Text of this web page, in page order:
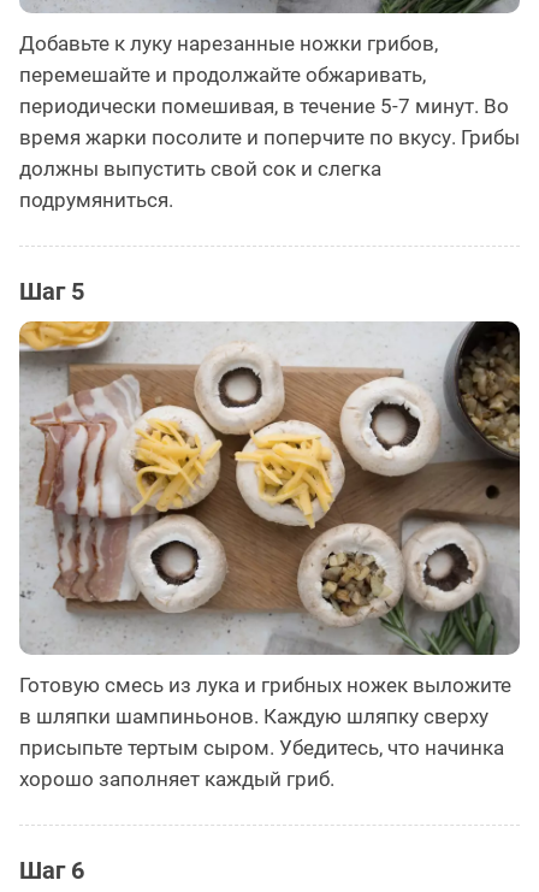
Добавьте к луку нарезанные ножки грибов,
перемешайте и продолжайте обжаривать,
периодически помешивая, в течение 5-7 минут. Во
время жарки посолите и поперчите по вкусу. Грибы
должны выпустить свой сок и слегка
подрумяниться.
Шаг 5
Готовую смесь из лука и грибных ножек выложите
в шляпки шампиньонов. Каждую шляпку сверху
присыпьте тертым сыром. Убедитесь, что начинка
хорошо заполняет каждый гриб.
Шаг 6